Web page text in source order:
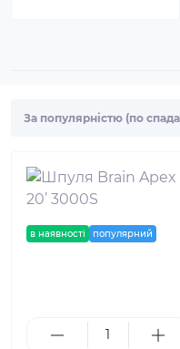
в наявності популярний